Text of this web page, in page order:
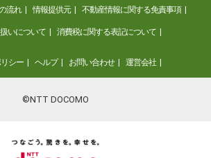
流れ 情報提供元 不動産情報に関する免責事項
いについて 消費税に関する表記について
シー ヘルプ お問い合わせ 運営会社
©NTT DOCOMO